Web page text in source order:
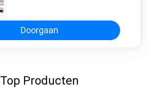
Doorgaan
Top Producten